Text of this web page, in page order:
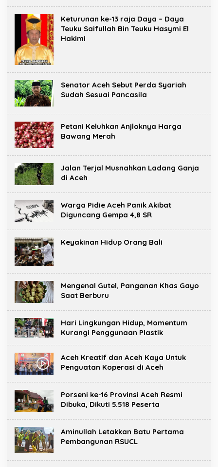
Keturunan ke-13 raja Daya – Daya
Teuku Saifullah Bin Teuku Hasymi El
Hakimi
Senator Aceh Sebut Perda Syariah
Sudah Sesuai Pancasila
Petani Keluhkan Anjloknya Harga
Bawang Merah
Jalan Terjal Musnahkan Ladang Ganja
di Aceh
Warga Pidie Aceh Panik Akibat
Diguncang Gempa 4,8 SR
Keyakinan Hidup Orang Bali
Mengenal Gutel, Panganan Khas Gayo
Saat Berburu
Hari Lingkungan Hidup, Momentum
Kurangi Penggunaan Plastik
Aceh Kreatif dan Aceh Kaya Untuk
Penguatan Koperasi di Aceh
Porseni ke-16 Provinsi Aceh Resmi
Dibuka, Dikuti 5.518 Peserta
Aminullah Letakkan Batu Pertama
Pembangunan RSUCL